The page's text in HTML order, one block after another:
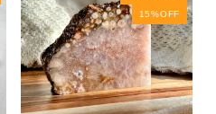
15%OFF